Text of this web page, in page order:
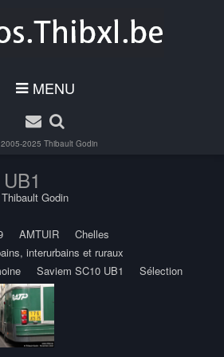
MENU
2025 Thibault Godin
Thibault Godin
AMTUIR
Chelles
interurbains et ruraux
Saviem SC10 UB1 Sélection